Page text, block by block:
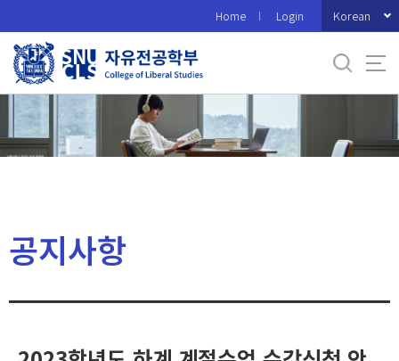
로
메
Home Login Korean
공지사항